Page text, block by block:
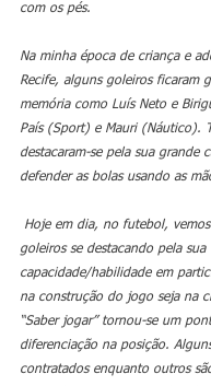
com os pés.
Na minha época de criança e
Recife, alguns goleiros ficaram
memória como Luís Neto e
País (Sport) e Mauri (Náutico).
destacaram-se pela sua grande
defender as bolas usando as
goleiros se destacando pela sua
capacidade/habilidade em
na construção do jogo seja na
“Saber jogar” tornou-se um
diferenciação na posição.
contratados enquanto outros